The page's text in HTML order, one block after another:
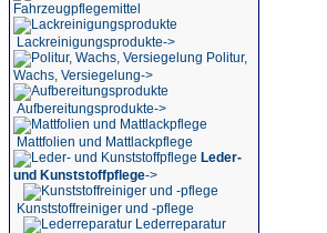
Fahrzeugpflegemittel
Lackreinigungsprodukte->
Politur,
Wachs, Versiegelung->
Aufbereitungsprodukte->
Mattfolien und Mattlackpflege
Leder-
und Kunststoffpflege->
Kunststoffreiniger und -pflege
Lederreparatur